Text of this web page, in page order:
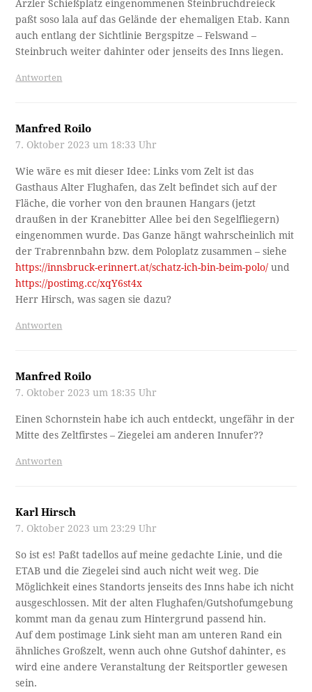
Arzler Schießplatz eingenommenen Steinbruchdreieck
paßt soso lala auf das Gelände der ehemaligen Etab. Kann
auch entlang der Sichtlinie Bergspitze – Felswand –
Steinbruch weiter dahinter oder jenseits des Inns liegen.
Antworten
Manfred Roilo
7. Oktober 2023 um 18:33 Uhr
Wie wäre es mit dieser Idee: Links vom Zelt ist das
Gasthaus Alter Flughafen, das Zelt befindet sich auf der
Fläche, die vorher von den braunen Hangars (jetzt
draußen in der Kranebitter Allee bei den Segelfliegern)
eingenommen wurde. Das Ganze hängt wahrscheinlich mit
der Trabrennbahn bzw. dem Poloplatz zusammen – siehe
https://innsbruck-erinnert.at/schatz-ich-bin-beim-polo/ und
https://postimg.cc/xqY6st4x
Herr Hirsch, was sagen sie dazu?
Antworten
Manfred Roilo
7. Oktober 2023 um 18:35 Uhr
Einen Schornstein habe ich auch entdeckt, ungefähr in der
Mitte des Zeltfirstes – Ziegelei am anderen Innufer??
Antworten
Karl Hirsch
7. Oktober 2023 um 23:29 Uhr
So ist es! Paßt tadellos auf meine gedachte Linie, und die
ETAB und die Ziegelei sind auch nicht weit weg. Die
Möglichkeit eines Standorts jenseits des Inns habe ich nicht
ausgeschlossen. Mit der alten Flughafen/Gutshofumgebung
kommt man da genau zum Hintergrund passend hin.
Auf dem postimage Link sieht man am unteren Rand ein
ähnliches Großzelt, wenn auch ohne Gutshof dahinter, es
wird eine andere Veranstaltung der Reitsportler gewesen
sein.